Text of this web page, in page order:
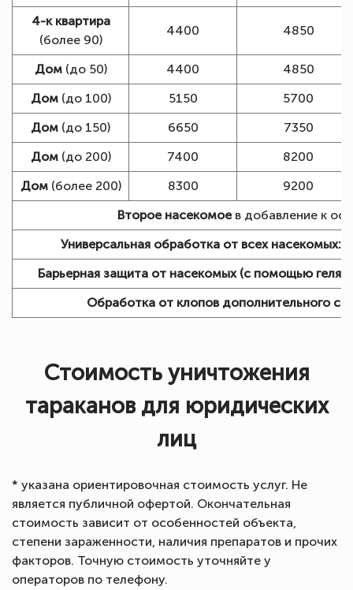
4-к квартира
(более 90)
4400 4850
Дом(до 50) 4400
4850
Дом(до 100) 5150
5700
Дом (до 150) 6650
7350
Дом(до 200) 7400
8200
Дом(более 200) 8300
9200
Второе насекомоев добавление к
Универсальная обработка от всех насекомых:
Барьерная защита от насекомых (с помощью геля):
Обработка от клопов дополнительного
Стоимость уничтожения
тараканов для юридических
лиц
* указана ориентировочная стоимость услуг. Не
является публичной офертой. Окончательная
стоимость зависит от особенностей объекта,
степени зараженности, наличия препаратов и прочих
факторов. Точную стоимость уточняйте у
операторов по телефону.